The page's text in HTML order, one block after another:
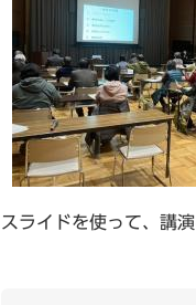
スライドを使って、講演